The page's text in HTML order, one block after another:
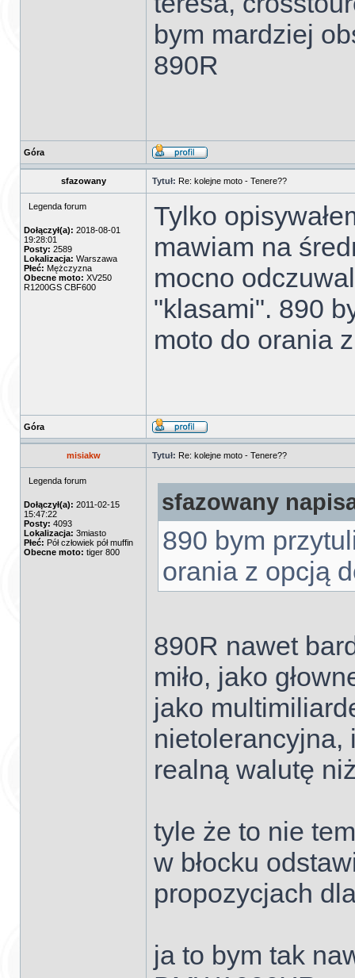
bym mardziej
890R
Góra
sfazowany Tytuł: Re: kolejne moto - Tenere??
Legenda forum
Dołączył(a): 2018-08-01
19:28:01
Posty: 2589
Lokalizacja: Warszawa
Płeć: Mężczyzna
Obecne moto: XV250
R1200GS CBF600
Tylko
mawiam na
mocno
"klasami". 890
moto do orania
Góra
misiakw Tytuł: Re: kolejne moto - Tenere??
Legenda forum
Dołączył(a): 2011-02-15
15:47:22
Posty: 4093
Lokalizacja: 3miasto
Płeć: Pół człowiek pół muffin
Obecne moto: tiger 800
sfazowany
890 bym
orania z opcją
890R nawet
miło, jako
jako
nietolerancyjna,
realną walutę
tyle że to nie
w błocku
propozycjach
ja to bym tak